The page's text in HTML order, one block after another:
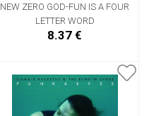
NEW ZERO GOD-FUN IS A FOUR
LETTER WORD
8.37 €